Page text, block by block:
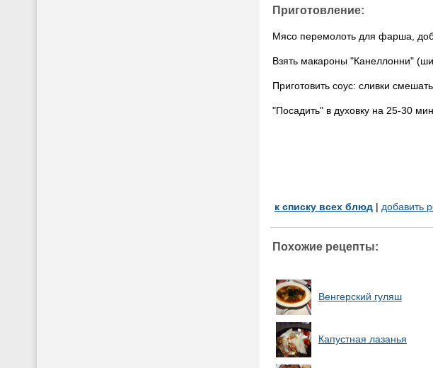
Приготовление:
Мясо перемолоть для фарша,
Взять макароны "Канеллонни"
Приготовить соус: сливки
"Посадить" в духовку на 25-30
к списку всех блюд | добавить
Похожие рецепты:
Венгерский гуляш
Капустная лазанья